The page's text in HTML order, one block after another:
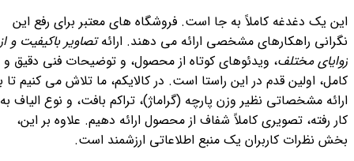
این یک دغدغه کاملاً به جا است. فروشگاه های معتبر برای رفع این
نگرانی راهکارهای مشخصی ارائه می دهند. ارائهتصاویر باکیفیت و از
زوایای مختلف، ویدئوهای کوتاه از محصول، و توضیحات فنی دقیق و
کامل، اولین قدم در این راستا است. در کالایکم، ما تلاش می کنیم تا
ارائه مشخصاتی نظیر وزن پارچه (گراماژ)، تراکم بافت، و نوع الیاف به
کار رفته، تصویری کاملاً شفاف از محصول ارائه دهیم. علاوه بر این،
بخش نظرات کاربران یک منبع اطلاعاتی ارزشمند است.